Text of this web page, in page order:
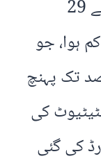
خدشات کا اظہار کیا۔ 48 میں سے 29
ہوا، جو
پر اوسطاً 37 فیصد تک پہنچ
انسٹیٹیوٹ کی
کی گئی